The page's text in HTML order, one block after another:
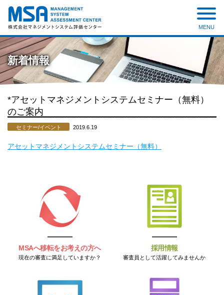
株式会社 マネジメントシステ
ム評価センター
MENU
新着情報
*アセットマネジメントシステムセミナー（無料）
のご案内
セミナー/イベント 2019.6.19
アセットマネジメントシステムセミナー（無料）
MSAへ移転をお考えの方へ
現在の審査に満足していますか？
採用情報
審査員として活躍してみませんか